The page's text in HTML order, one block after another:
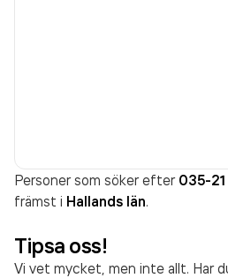
Personer som söker efter 035-21
främst i Hallands län.
Tipsa oss!
Vi vet mycket, men inte allt. Har